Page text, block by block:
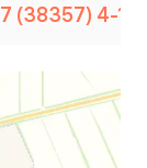
(38357) 4-